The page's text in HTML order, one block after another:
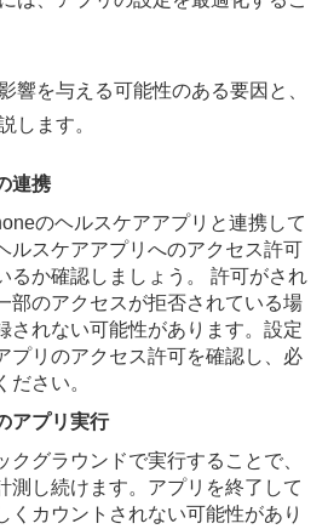
響を与える可能性のある要因と、
します。
連携
のヘルスケアアプリと連携して
ルスケアアプリへのアクセス許可
るか確認しましょう。 許可がされ
部のアクセスが拒否されている場
されない可能性があります。設定
プリのアクセス許可を確認し、必
さい。
アプリ実行
クグラウンドで実行することで、
測し続けます。アプリを終了して
くカウントされない可能性があり